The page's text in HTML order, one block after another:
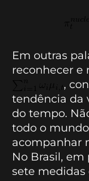
Em outras
reconhecer e
,
tendência da
do tempo.
todo o
acompanhar
No Brasil,
sete medidas